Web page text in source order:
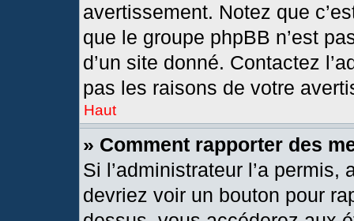
avertissement. Notez que
que le groupe phpBB n’est
d’un site donné. Contactez
pas les raisons de votre
Haut
» Comment rapporter des
Si l’administrateur l’a
devriez voir un bouton pour